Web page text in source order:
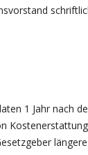
1 Jahr nach